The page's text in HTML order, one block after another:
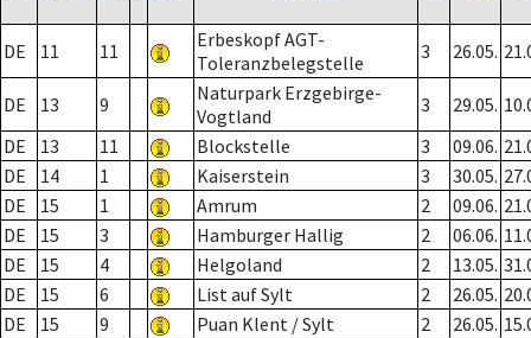
DE 11 11
Erbeskopf AGT-
Toleranzbelegstelle
3 26.05.
DE 13 9
Naturpark Erzgebirge-
Vogtland
3 29.05.
DE
13 11 Blockstelle 3 09.06.
DE
14 1 Kaiserstein 3 30.05.
DE
15 1 Amrum 2 09.06.
DE
15 3 Hamburger Hallig 2 06.06.
DE
15 4 Helgoland 2 13.05.
DE
15 6 List auf Sylt 2 26.05.
DE
15 9 Puan Klent / Sylt 2 26.05.